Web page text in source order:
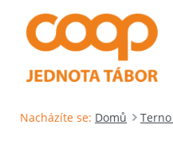
Nacházíte se: Domů